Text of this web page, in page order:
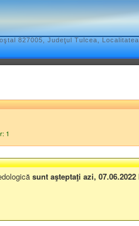
827005, Judeţul Tulcea,
REGULAMENTELE PRIVIND
1
sunt aşteptaţi azi, 07.06.2022